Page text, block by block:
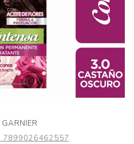
GARNIER
7899026462557